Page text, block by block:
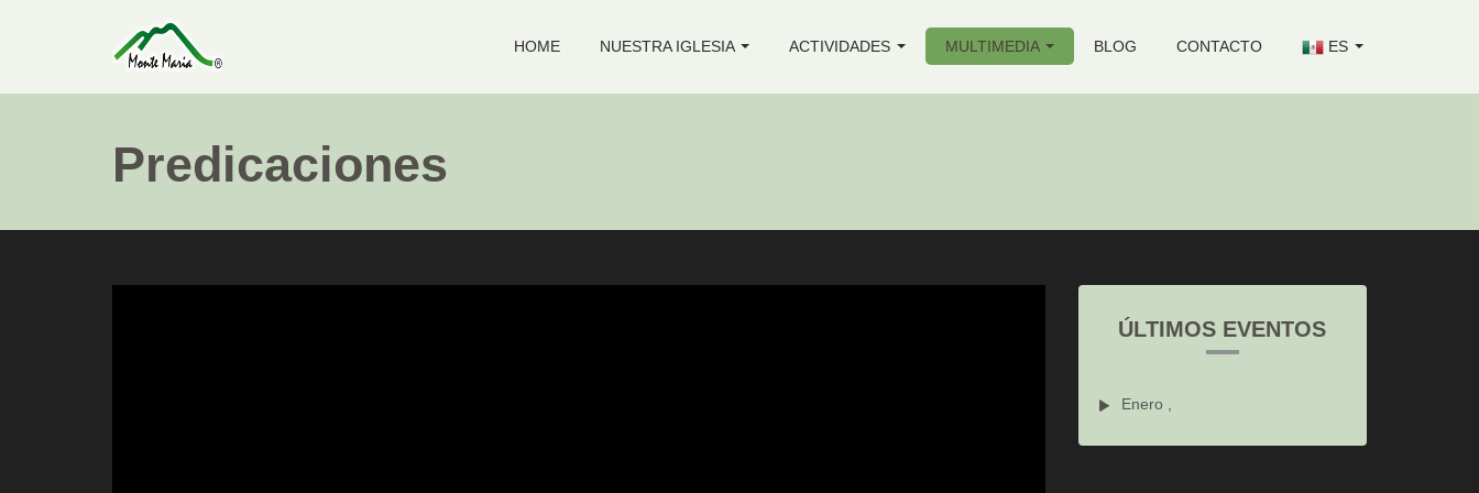
HOME NUESTRA IGLESIA ACTIVIDADES MULTIMEDIA BLOG CONTACTO ES
Predicaciones
ÚLTIMOS EVENTOS
Enero ,